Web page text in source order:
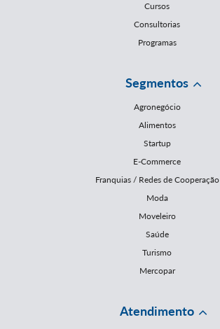
Cursos
Consultorias
Programas
Segmentos
Agronegócio
Alimentos
Startup
E-Commerce
Franquias / Redes de Cooperação
Moda
Moveleiro
Saúde
Turismo
Mercopar
Atendimento